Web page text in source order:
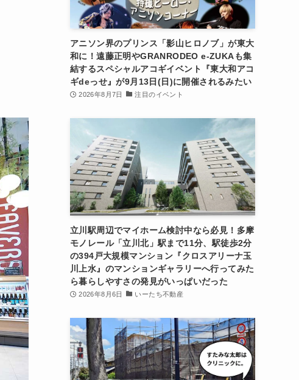
アニソン界のプリンス「影山ヒロノブ」が東大
和に！遠藤正明やGRANRODEO e-ZUKAも集
結するスペシャルアコギイベント『東大和アコ
ギdeっせ』が9月13日(日)に開催されるみたい
2026年8月7日 注目のイベント
立川駅周辺でマイホーム検討中なら必見！多摩
モノレール「立川北」駅まで11分、駅徒歩2分
の394戸大規模マンション『クロスアリーナ玉
川上水』のマンションギャラリーへ行ってみた
ら暮らしやすさの発見がいっぱいだった
2026年8月6日 いーたち不動産